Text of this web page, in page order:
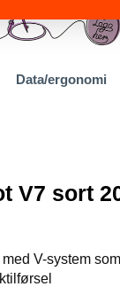
Data/ergonomi
V7 sort
V-system som